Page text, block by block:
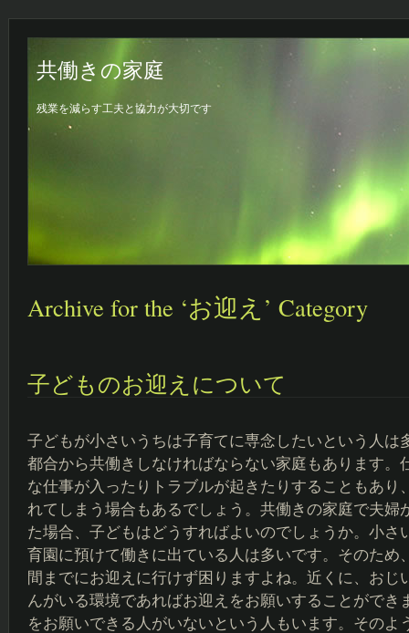
共働きの家庭
残業を減らす工夫と協力が大切です
Archive for the ‘お迎え’ Category
子どものお迎えについて
子どもが小さいうちは子育てに専念したいという人は
都合から共働きしなければならない家庭もあります。
な仕事が入ったりトラブルが起きたりすることもあり
れてしまう場合もあるでしょう。共働きの家庭で夫婦
た場合、子どもはどうすればよいのでしょうか。小さ
育園に預けて働きに出ている人は多いです。そのため
間までにお迎えに行けず困りますよね。近くに、おじ
んがいる環境であればお迎えをお願いすることができ
をお願いできる人がいないという人もいます。そのよ